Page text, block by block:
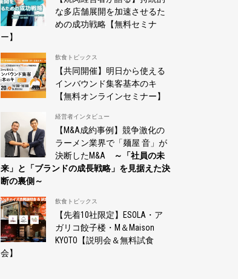
な多店舗展開を加速させるた
めの成功戦略【無料セミナ
ー】
飲食トピックス
【共同開催】明日から使える
インバウンド集客基本のキ
【無料オンラインセミナー】
経営者インタビュー
【M&A成約事例】競争激化の
ラーメン業界で「麺屋 音」が
決断したM&A
～「社員の未
来」と「ブランドの成長戦略」を見据えた決
断の裏側～
飲食トピックス
【先着10社限定】ESOLA・ア
ガリコ餃子楼・M＆Maison
KYOTO【説明会＆無料試食
会】